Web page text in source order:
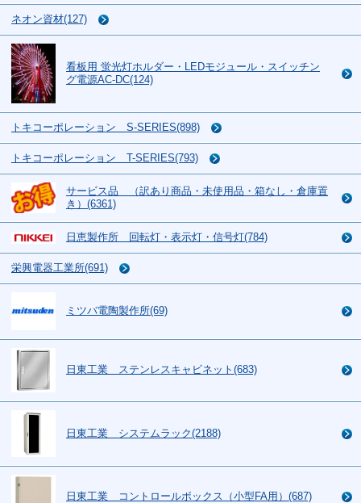
ネオン資材(127)
看板用 蛍光灯ホルダー・LEDモジュール・スイッチン
グ電源AC-DC(124)
トキコーポレーション S-SERIES(898)
トキコーポレーション T-SERIES(793)
サービス品 （訳あり商品・未使用品・箱なし・倉庫置
き）(6361)
日恵製作所 回転灯・表示灯・信号灯(784)
栄興電器工業所(691)
ミツバ電陶製作所(69)
日東工業 ステンレスキャビネット(683)
日東工業 システムラック(2188)
日東工業 コントロールボックス（小型FA用）(687)